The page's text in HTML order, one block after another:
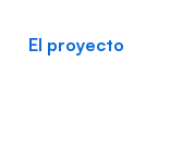
El proyecto